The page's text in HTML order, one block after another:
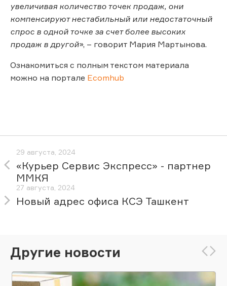
увеличивая количество точек продаж, они
компенсируют нестабильный или недостаточный
спрос в одной точке за счет более высоких
продаж в другой», – говорит Мария Мартынова.
Ознакомиться с полным текстом материала
можно на портале Ecomhub
29 августа, 2024
«Курьер Сервис Экспресс» - партнер
ММКЯ
27 августа, 2024
Новый адрес офиса КСЭ Ташкент
Другие новости